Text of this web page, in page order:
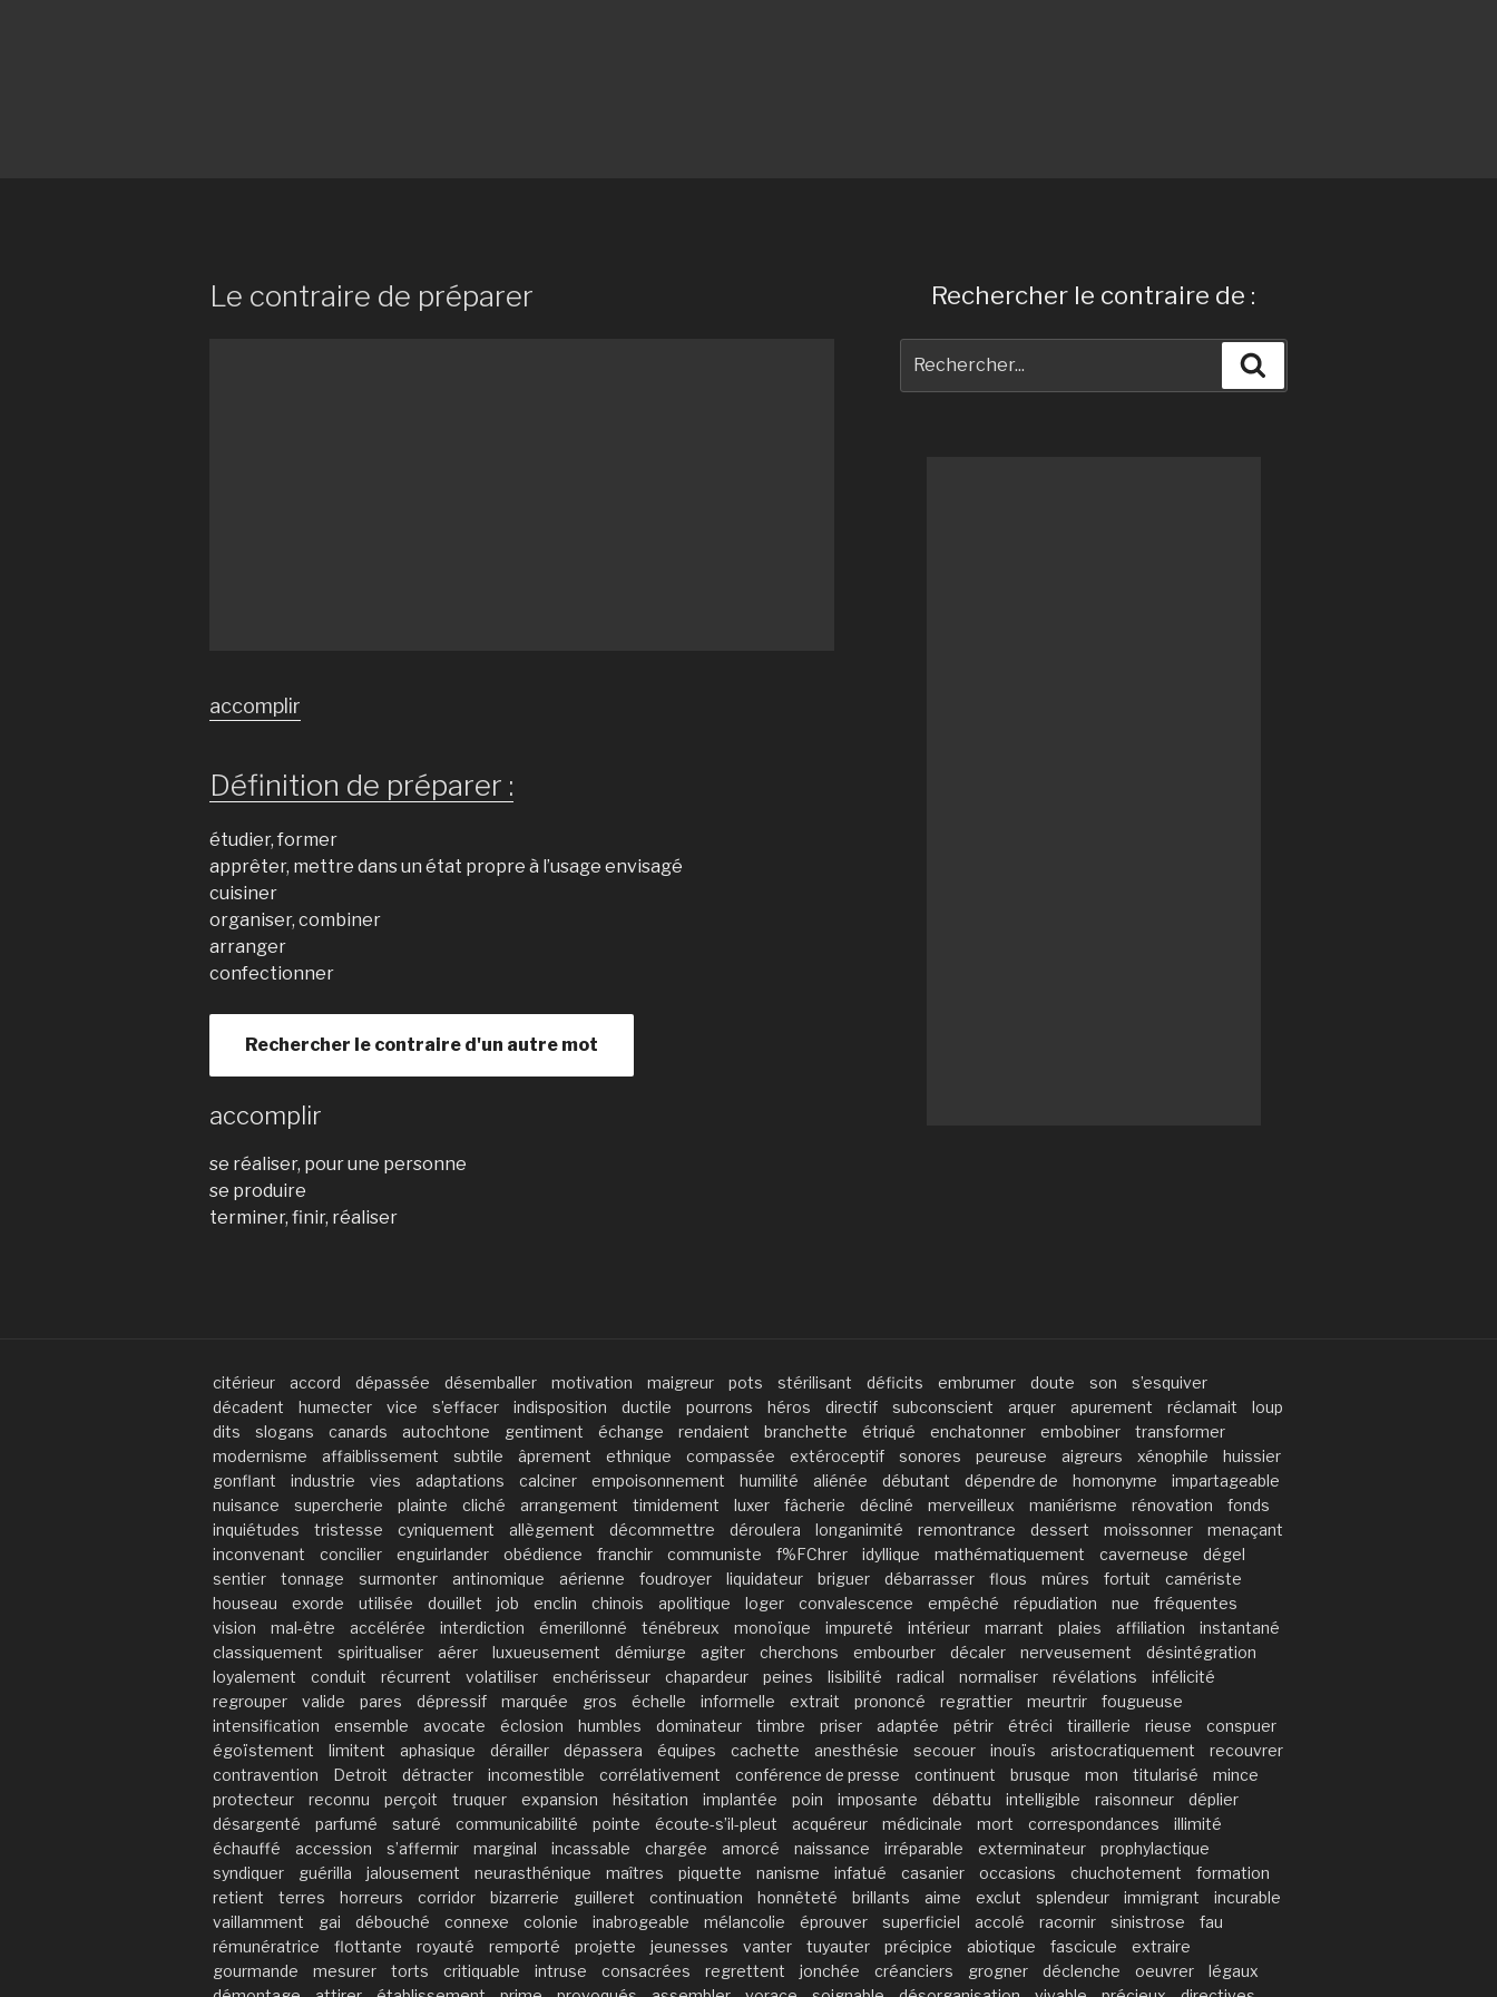
Le contraire de préparer
accomplir
Définition de préparer :
étudier, former
apprêter, mettre dans un état propre à l’usage envisagé
cuisiner
organiser, combiner
arranger
confectionner
Rechercher le contraire d'un autre mot
accomplir
se réaliser, pour une personne
se produire
terminer, finir, réaliser
Rechercher le contraire de :
pour
citérieur accord dépassée désemballer motivation maigreur pots stérilisant déficits embrumer doute son
s’esquiver
décadent
humecter vice s’effacer indisposition ductile pourrons héros directif subconscient arquer apurement réclamait
loup
dits
slogans canards autochtone gentiment échange rendaient branchette étriqué enchatonner embobiner
transformer
modernisme
affaiblissement subtile âprement ethnique compassée extéroceptif sonores peureuse aigreurs xénophile
huissier
gonflant
industrie vies adaptations calciner empoisonnement humilité aliénée débutant dépendre de homonyme
impartageable
nuisance
supercherie plainte cliché arrangement timidement luxer fâcherie décliné merveilleux maniérisme rénovation
fonds
inquiétudes
tristesse cyniquement allègement décommettre déroulera longanimité remontrance dessert moissonner
menaçant
inconvenant
concilier enguirlander obédience franchir communiste f%FChrer idyllique mathématiquement caverneuse
dégel
sentier
tonnage surmonter antinomique aérienne foudroyer liquidateur briguer débarrasser flous mûres fortuit
camériste
houseau
exorde utilisée douillet job enclin chinois apolitique loger convalescence empêché répudiation nue
fréquentes
vision
mal-être accélérée interdiction émerillonné ténébreux monoïque impureté intérieur marrant plaies affiliation
instantané
classiquement
spiritualiser aérer luxueusement démiurge agiter cherchons embourber décaler nerveusement
désintégration
loyalement
conduit récurrent volatiliser enchérisseur chapardeur peines lisibilité radical normaliser révélations
infélicité
regrouper
valide pares dépressif marquée gros échelle informelle extrait prononcé regrattier meurtrir
fougueuse
intensification
ensemble avocate éclosion humbles dominateur timbre priser adaptée pétrir étréci tiraillerie rieuse
conspuer
égoïstement
limitent aphasique dérailler dépassera équipes cachette anesthésie secouer inouïs aristocratiquement
recouvrer
contravention
Detroit détracter incomestible corrélativement conférence de presse continuent brusque mon titularisé
mince
protecteur
reconnu perçoit truquer expansion hésitation implantée poin imposante débattu intelligible raisonneur
déplier
désargenté
parfumé saturé communicabilité pointe écoute-s’il-pleut acquéreur médicinale mort correspondances
illimité
échauffé
accession s’affermir marginal incassable chargée amorcé naissance irréparable exterminateur
prophylactique
syndiquer
guérilla jalousement neurasthénique maîtres piquette nanisme infatué casanier occasions chuchotement
formation
retient
terres horreurs corridor bizarrerie guilleret continuation honnêteté brillants aime exclut splendeur immigrant
incurable
vaillamment
gai débouché connexe colonie inabrogeable mélancolie éprouver superficiel accolé racornir sinistrose
fau
rémunératrice
flottante royauté remporté projette jeunesses vanter tuyauter précipice abiotique fascicule
extraire
gourmande
mesurer torts critiquable intruse consacrées regrettent jonchée créanciers grogner déclenche oeuvrer
légaux